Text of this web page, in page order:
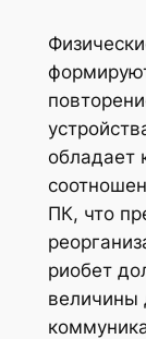
обладает
ПК, что
риобет
величины